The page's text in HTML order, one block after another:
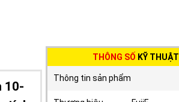
10-
THÔNG SỐ KỸ THUẬT
Thông tin sản phẩm